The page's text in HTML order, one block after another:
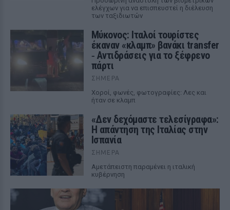
ελέγχων για να επισπευστεί η διέλευση
των ταξιδιωτών
Μύκονος: Ιταλοί τουρίστες
έκαναν «κλαμπ» βανάκι transfer
‑ Αντιδράσεις για το ξέφρενο
πάρτι
ΣΉΜΕΡΑ
Χοροί, φωνές, φωτογραφίες: Λες και
ήταν σε κλαμπ
«Δεν δεχόμαστε τελεσίγραφα»:
Η απάντηση της Ιταλίας στην
Ισπανία
ΣΉΜΕΡΑ
Αμετάπειστη παραμένει η ιταλική
κυβέρνηση